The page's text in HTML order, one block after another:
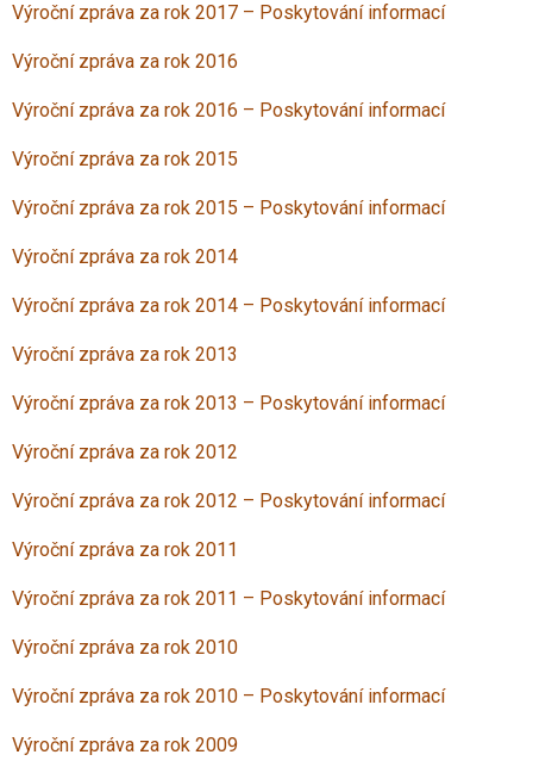
Výroční zpráva za rok 2017 – Poskytování informací
Výroční zpráva za rok 2016
Výroční zpráva za rok 2016 – Poskytování informací
Výroční zpráva za rok 2015
Výroční zpráva za rok 2015 – Poskytování informací
Výroční zpráva za rok 2014
Výroční zpráva za rok 2014 – Poskytování informací
Výroční zpráva za rok 2013
Výroční zpráva za rok 2013 – Poskytování informací
Výroční zpráva za rok 2012
Výroční zpráva za rok 2012 – Poskytování informací
Výroční zpráva za rok 2011
Výroční zpráva za rok 2011 – Poskytování informací
Výroční zpráva za rok 2010
Výroční zpráva za rok 2010 – Poskytování informací
Výroční zpráva za rok 2009